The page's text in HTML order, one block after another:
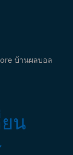
บ้านผลบอล
น